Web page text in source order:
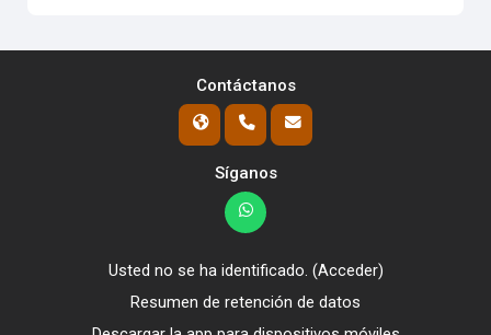
Contáctanos
Síganos
Usted no se ha identificado. (Acceder)
Resumen de retención de datos